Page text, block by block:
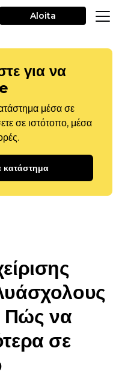
Aloita
για να
μέσα σε
σε ιστότοπο, μέσα
κατάστημα
Πώς να
σε